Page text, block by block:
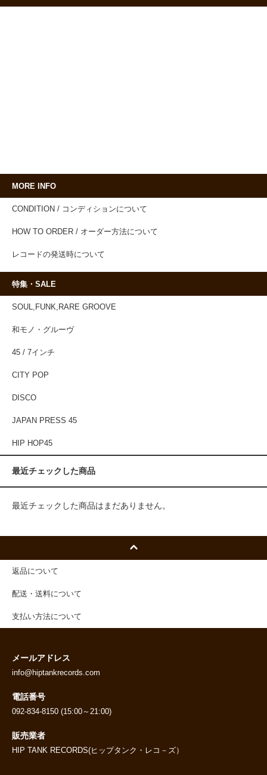
MORE INFO
CONDITION / コンディションについて
HOW TO ORDER / オーダー方法について
レコードの発送時について
特集・SALE
SOUL,FUNK,RARE GROOVE
和モノ・グルーヴ
45 / 7インチ
CITY POP
DISCO
JAPAN PRESS 45
HIP HOP45
最近チェックした商品
最近チェックした商品はまだありません。
返品について
配送・送料について
支払い方法について
メールアドレス
info@hiptankrecords.com
電話番号
092-834-8150 (15:00～21:00)
販売業者
HIP TANK RECORDS(ヒップタンク・レコ－ズ）